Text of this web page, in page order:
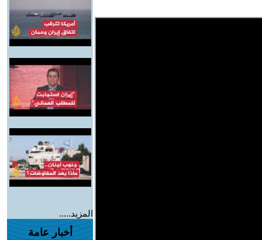
المزيد.....
أخبار عامة